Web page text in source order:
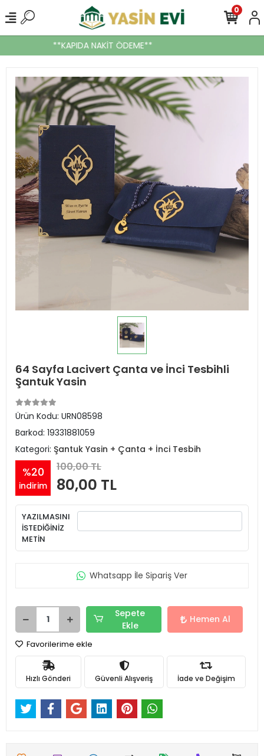
**KAPIDA NAKİT ÖDEME**
0
64 Sayfa Lacivert Çanta ve İnci Tesbihli
Şantuk Yasin
Ürün Kodu: URN08598
Barkod: 19331881059
Kategori: Şantuk Yasin + Çanta + İnci Tesbih
%20
indirim
100,00 TL
80,00 TL
YAZILMASINI
İSTEDİĞİNİZ
METİN
Whatsapp İle Sipariş Ver
Sepete
Ekle
Hemen Al
Favorilerime ekle
Hızlı Gönderi Güvenli Alışveriş İade ve Değişim